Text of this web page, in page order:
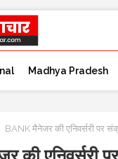
Madhya Pradesh
BANK मैनेजर की एनिवर्सरी पर